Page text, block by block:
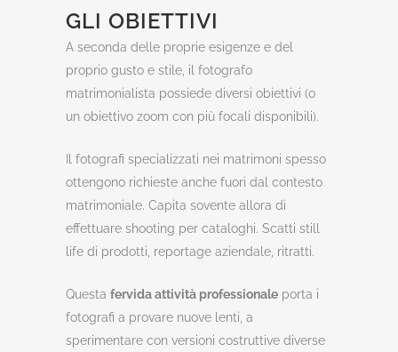
GLI OBIETTIVI
A seconda delle proprie esigenze e del
proprio gusto e stile, il fotografo
matrimonialista possiede diversi obiettivi (o
un obiettivo zoom con più focali disponibili).
Il fotografi specializzati nei matrimoni spesso
ottengono richieste anche fuori dal contesto
matrimoniale. Capita sovente allora di
effettuare shooting per cataloghi. Scatti still
life di prodotti, reportage aziendale, ritratti.
Questa fervida attività professionale porta i
fotografi a provare nuove lenti, a
sperimentare con versioni costruttive diverse